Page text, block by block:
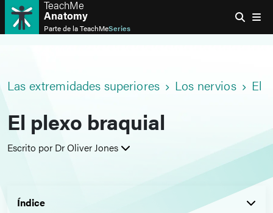
TeachMe
Anatomy
Parte de laTeachMeSeries
Las extremidades superiores Los nervios El
El plexo braquial
Escrito por Dr Oliver Jones
Índice